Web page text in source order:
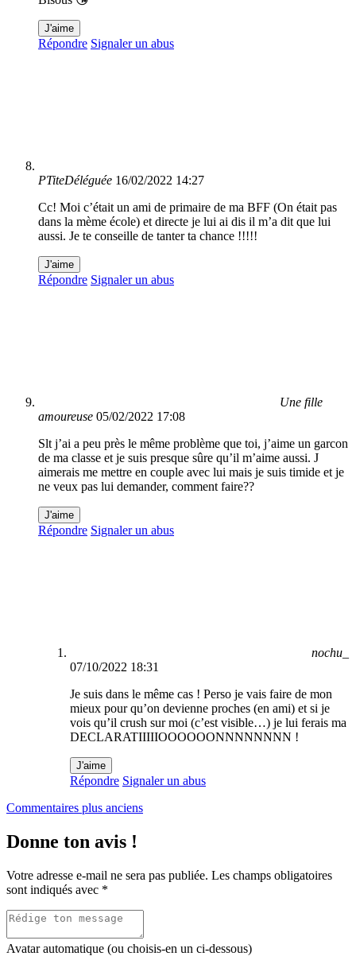
J'aime
Répondre Signaler un abus
PTiteDéléguée 16/02/2022 14:27
Cc! Moi c’était un ami de primaire de ma BFF (On était pas
dans la mème école) et directe je lui ai dis il m’a dit que lui
aussi. Je te conseille de tanter ta chance !!!!!
J'aime
Répondre Signaler un abus
Une fille
amoureuse 05/02/2022 17:08
Slt j’ai a peu près le même problème que toi, j’aime un garcon
de ma classe et je suis presque sûre qu’il m’aime aussi. J
aimerais me mettre en couple avec lui mais je suis timide et je
ne veux pas lui demander, comment faire??
J'aime
Répondre Signaler un abus
nochu_
07/10/2022 18:31
Je suis dans le même cas ! Perso je vais faire de mon
mieux pour qu’on devienne proches (en ami) et si je
vois qu’il crush sur moi (c’est visible…) je lui ferais ma
DECLARATIIIIIOOOOOONNNNNNNN !
J'aime
Répondre Signaler un abus
Navigation
dans
les
commentaires
Commentaires plus anciens
Donne ton avis !
Votre adresse e-mail ne sera pas publiée. Les champs obligatoires
sont indiqués avec *
Avatar automatique (ou choisis-en un ci-dessous)